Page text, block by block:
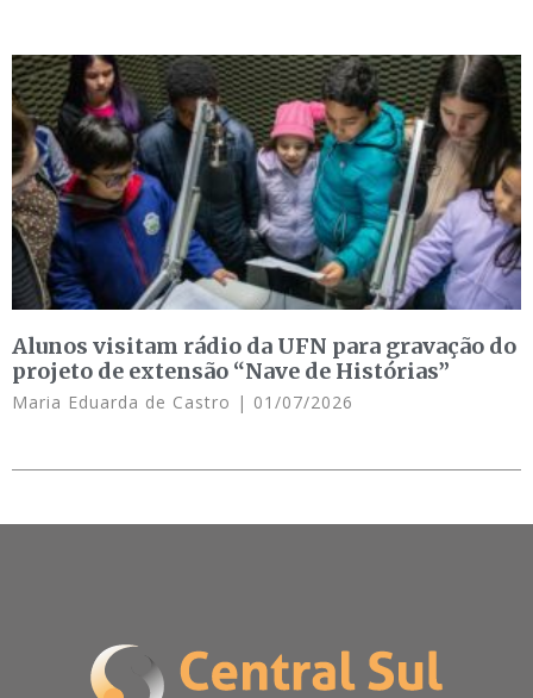
Alunos visitam rádio da UFN para gravação do
projeto de extensão “Nave de Histórias”
Maria Eduarda de Castro 01/07/2026